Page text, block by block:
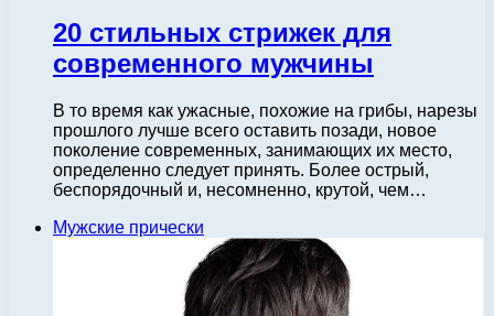
20 стильных стрижек для
современного мужчины
В то время как ужасные, похожие на грибы, нарезы
прошлого лучше всего оставить позади, новое
поколение современных, занимающих их место,
определенно следует принять. Более острый,
беспорядочный и, несомненно, крутой, чем…
Мужские прически